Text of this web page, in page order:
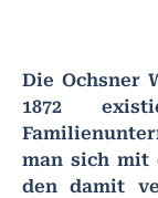
Die Ochsner
1872
man sich mit
den damit